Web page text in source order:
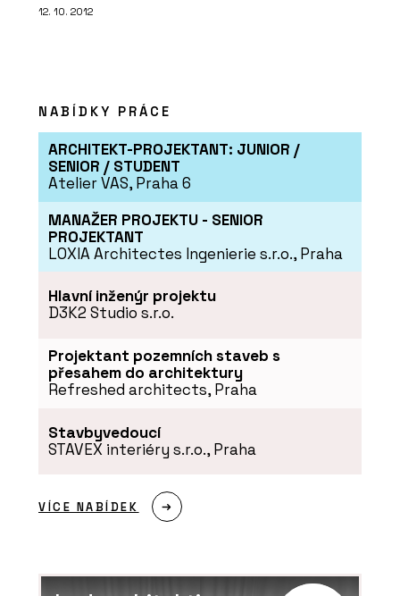
12. 10. 2012
NABÍDKY PRÁCE
ARCHITEKT-PROJEKTANT: JUNIOR /
SENIOR / STUDENT
Atelier VAS, Praha 6
MANAŽER PROJEKTU - SENIOR
PROJEKTANT
LOXIA Architectes Ingenierie s.r.o., Praha
Hlavní inženýr projektu
D3K2 Studio s.r.o.
Projektant pozemních staveb s
přesahem do architektury
Refreshed architects, Praha
Stavbyvedoucí
STAVEX interiéry s.r.o., Praha
VÍCE NABÍDEK